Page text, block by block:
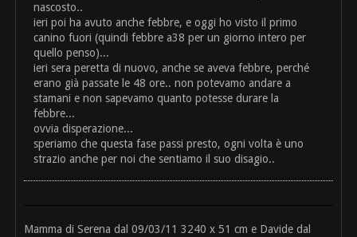
nascosto..
ieri poi ha avuto anche febbre, e oggi ho visto il primo
canino fuori (quindi febbre a38 per un giorno intero per
quello penso)...
ieri sera peretta di nuovo, anche se aveva febbre, perché
erano già passate le 48 ore.. non potevamo andare a
stamani e non sapevamo quanto potesse durare la
febbre...
ovvia disperazione...
speriamo che questa fase passi presto, ogni volta è uno
strazio anche per noi che sentiamo il suo disagio..
Mamma di Serena dal 09/03/11 3240 x 51 cm e Davide dal